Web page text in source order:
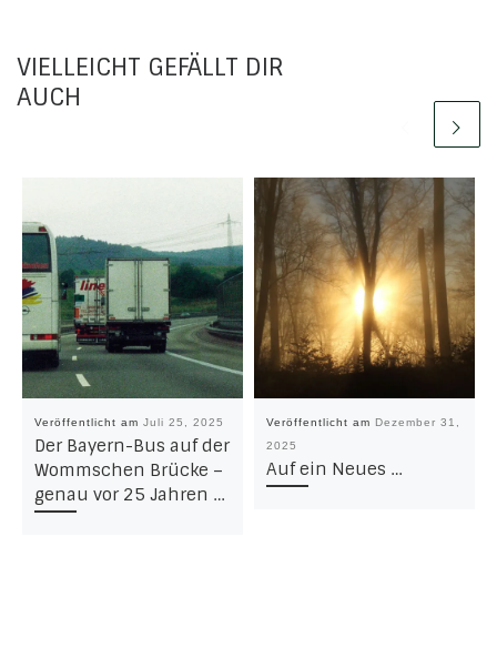
VIELLEICHT GEFÄLLT DIR
AUCH
Veröffentlicht am Juli 25, 2025
Der Bayern-Bus auf der
Wommschen Brücke –
genau vor 25 Jahren …
Veröffentlicht am Dezember 31,
2025
Auf ein Neues …